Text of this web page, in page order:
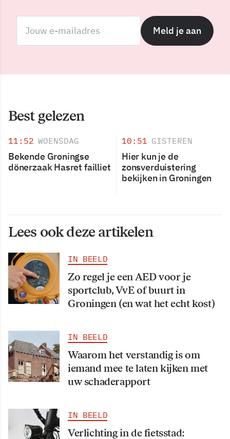
Meld je aan
Best gelezen
11:52 WOENSDAG
Bekende Groningse
dönerzaak Hasret failliet
10:51 GISTEREN
Hier kun je de
zonsverduistering
bekijken in Groningen
Lees ook deze artikelen
IN BEELD
Zo regel je een AED voor je
sportclub, VvE of buurt in
Groningen (en wat het echt kost)
IN BEELD
Waarom het verstandig is om
iemand mee te laten kijken met
uw schaderapport
IN BEELD
Verlichting in de fietsstad: